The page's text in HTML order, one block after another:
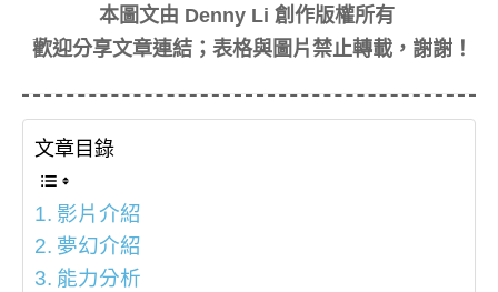
本圖文由 Denny Li 創作版權所有
歡迎分享文章連結；表格與圖片禁止轉載，謝謝！
文章目錄
影片介紹
夢幻介紹
能力分析